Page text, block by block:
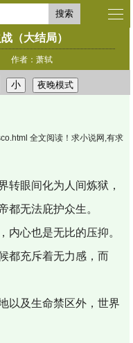
搜索
（大结局）
者：萧轼
小 夜晚模式
全文阅读！求小说网,有求
眼间化为人间炼狱，
都无法庇护众生。
心也是无比的压抑。
都充斥着无力感，而
以及生命禁区外，世界